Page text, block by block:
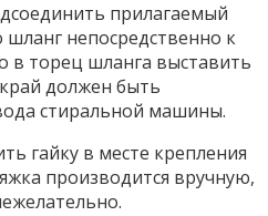
прилагаемый
непосредственно к
в торец шланга выставить
должен быть
стиральной машины.
гайку в месте крепления
производится вручную,